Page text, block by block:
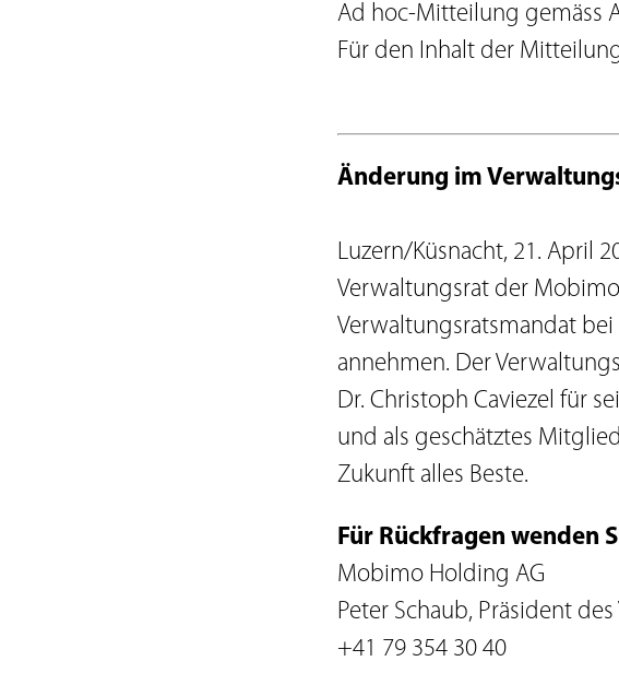
Statuten
Verhaltenskodex
Meldepflichten
Verwaltungsrat
Ad hoc-Mitteilung gemäss
Für den Inhalt der
Änderung im
Luzern/Küsnacht, 21. April
Verwaltungsrat der
Verwaltungsratsmandat
annehmen. Der
Dr. Christoph Caviezel für
und als geschätztes
Zukunft alles Beste.
Für Rückfragen wenden
Mobimo Holding AG
Peter Schaub, Präsident
+41 79 354 30 40